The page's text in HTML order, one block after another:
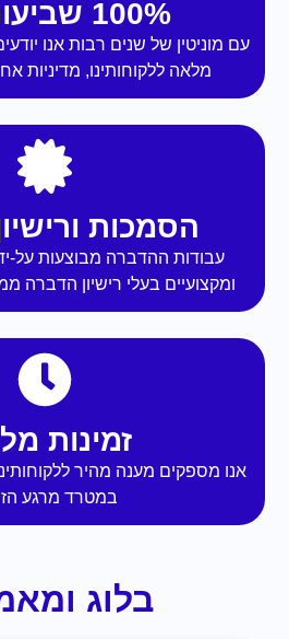
100% שביעות רצון
עם מוניטין של שנים רבות אנו
מלאה ללקוחותינו, מדיניות
הסמכות
עבודות ההדברה מבוצעות על-
ומקצועיים בעלי רישיון הדברה
זמינות
אנו מספקים מענה מהיר
במטרד מרגע
בלוג